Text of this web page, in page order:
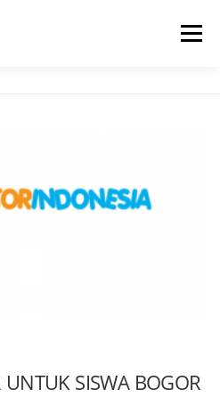
Menu
UNTUK SISWA BOGOR